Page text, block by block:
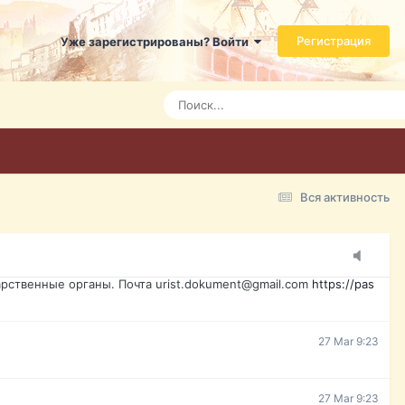
Уже зарегистрированы? Войти Регистрация
Вся активность
даже ребенок. Быстрое оформление договора с
Today 3:21
Today 3:24
Today 3:28
15 Mar 16:47
органы. Почта urist.dokument@gmail.com https://pas
27 Mar 9:23
27 Mar 9:23